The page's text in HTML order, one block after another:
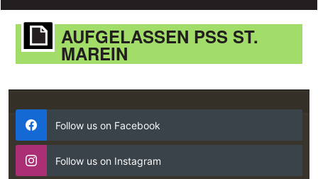
AUFGELASSEN PSS ST.
MAREIN
Follow us on Facebook
Follow us on Instagram